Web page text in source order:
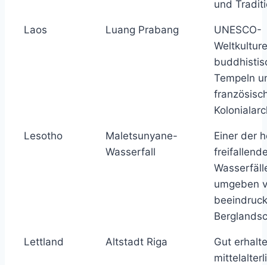
und
Laos Luang Prabang
UNESCO-
Tempeln
Lesotho
Maletsunyane-
Wasserfall
Einer der
umgeben
Lettland Altstadt Riga
Gut